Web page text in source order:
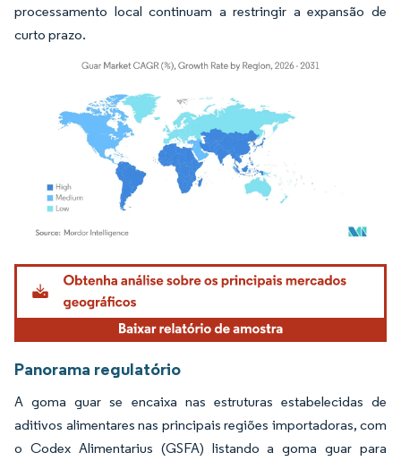
processamento local continuam a restringir a expansão de
curto prazo.
Imagem © Mordor Intelligence. O reuso requer atribuição conforme CC BY 4.0.
Panorama regulatório
A goma guar se encaixa nas estruturas estabelecidas de
aditivos alimentares nas principais regiões importadoras, com
o Codex Alimentarius (GSFA) listando a goma guar para